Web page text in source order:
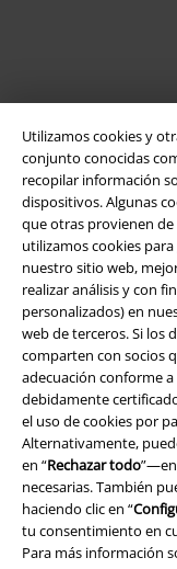
Utilizamos cookies y
conjunto conocidas
recopilar información
dispositivos. Algunas
que otras provienen
utilizamos cookies
nuestro sitio web,
realizar análisis y con
personalizados) en
web de terceros. Si los
comparten con socios
adecuación conforme a
debidamente
el uso de cookies por
Alternativamente,
en “Rechazar todo”—en
necesarias. También
haciendo clic en “
tu consentimiento en
Para más información
Legal
Términos y Condiciones
Aviso Legal
Ley protección de datos
Eliminación de
Declaración de
Información sobre
Configuración Cookies